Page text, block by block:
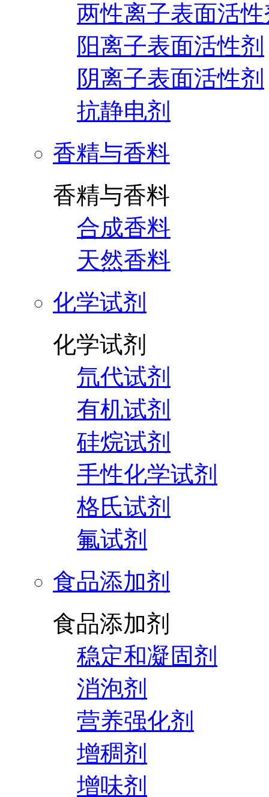
两性离子表面活
阳离子表面活性剂
阴离子表面活性剂
抗静电剂
香精与香料
香精与香料
合成香料
天然香料
化学试剂
化学试剂
氘代试剂
有机试剂
硅烷试剂
手性化学试剂
格氏试剂
氟试剂
食品添加剂
食品添加剂
稳定和凝固剂
消泡剂
营养强化剂
增稠剂
增味剂